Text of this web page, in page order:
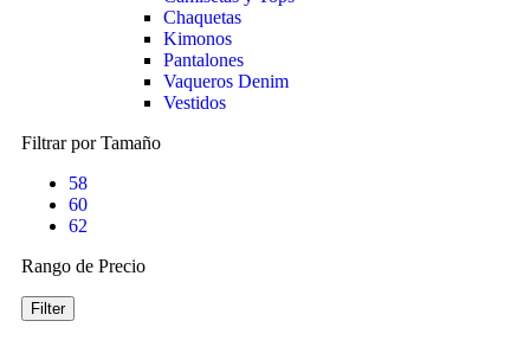
Chaquetas
Kimonos
Pantalones
Vaqueros Denim
Vestidos
Filtrar por Tamaño
58
60
62
Rango de Precio
Filter